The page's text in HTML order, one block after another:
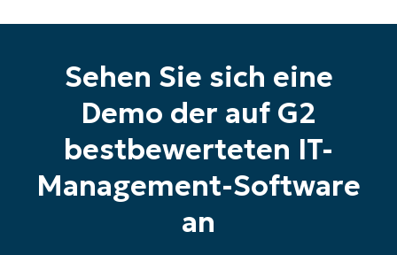
Sehen Sie sich eine
Demo der auf G2
bestbewerteten IT-
Management-Software
an
email*
number*
name*